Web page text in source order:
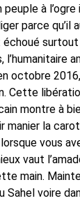
à l’ogre
parce qu’il
surtout
l’humanitaire
octobre
Cette
montre à
manier la
vous
vaut
main.
Sahel voire